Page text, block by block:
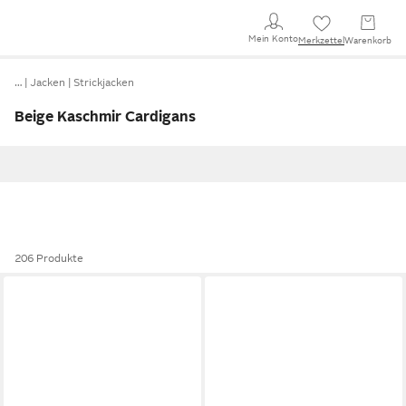
Mein KontoMerkzettel Warenkorb
… Jacken Strickjacken
Beige Kaschmir Cardigans
206 Produkte